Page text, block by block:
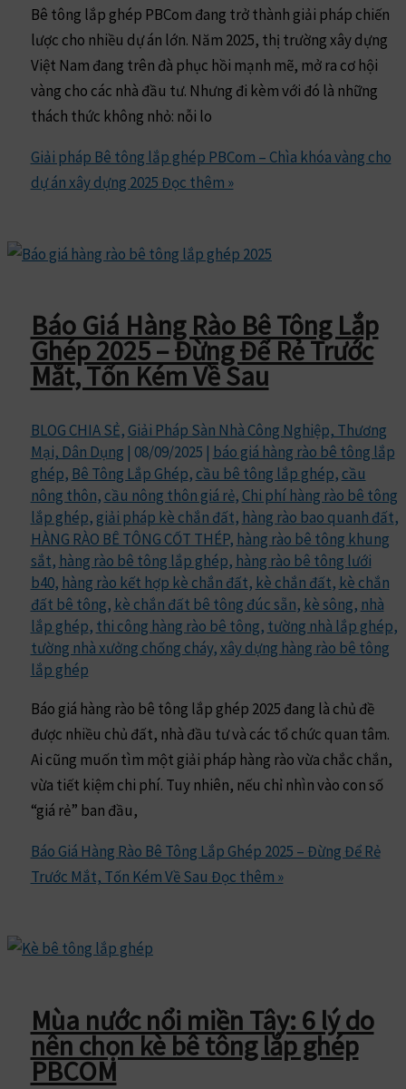
Bê tông lắp ghép PBCom đang trở thành giải pháp chiến
lược cho nhiều dự án lớn. Năm 2025, thị trường xây dựng
Việt Nam đang trên đà phục hồi mạnh mẽ, mở ra cơ hội
vàng cho các nhà đầu tư. Nhưng đi kèm với đó là những
thách thức không nhỏ: nỗi lo
Giải pháp Bê tông lắp ghép PBCom – Chìa khóa vàng cho
dự án xây dựng 2025 Đọc thêm »
Báo Giá Hàng Rào Bê Tông Lắp
Ghép 2025 – Đừng Để Rẻ Trước
Mắt, Tốn Kém Về Sau
BLOG CHIA SẺ, Giải Pháp Sàn Nhà Công Nghiệp, Thương
Mại, Dân Dụng | 08/09/2025 | báo giá hàng rào bê tông lắp
ghép, Bê Tông Lắp Ghép, cầu bê tông lắp ghép, cầu
nông thôn, cầu nông thôn giá rẻ, Chi phí hàng rào bê tông
lắp ghép, giải pháp kè chắn đất, hàng rào bao quanh đất,
HÀNG RÀO BÊ TÔNG CỐT THÉP, hàng rào bê tông khung
sắt, hàng rào bê tông lắp ghép, hàng rào bê tông lưới
b40, hàng rào kết hợp kè chắn đất, kè chắn đất, kè chắn
đất bê tông, kè chắn đất bê tông đúc sẵn, kè sông, nhà
lắp ghép, thi công hàng rào bê tông, tường nhà lắp ghép,
tường nhà xưởng chống cháy,xây dựng hàng rào bê tông
lắp ghép
Báo giá hàng rào bê tông lắp ghép 2025 đang là chủ đề
được nhiều chủ đất, nhà đầu tư và các tổ chức quan tâm.
Ai cũng muốn tìm một giải pháp hàng rào vừa chắc chắn,
vừa tiết kiệm chi phí. Tuy nhiên, nếu chỉ nhìn vào con số
“giá rẻ” ban đầu,
Báo Giá Hàng Rào Bê Tông Lắp Ghép 2025 – Đừng Để Rẻ
Trước Mắt, Tốn Kém Về Sau Đọc thêm »
Mùa nước nổi miền Tây: 6 lý do
nên chọn kè bê tông lắp ghép
PBCOM